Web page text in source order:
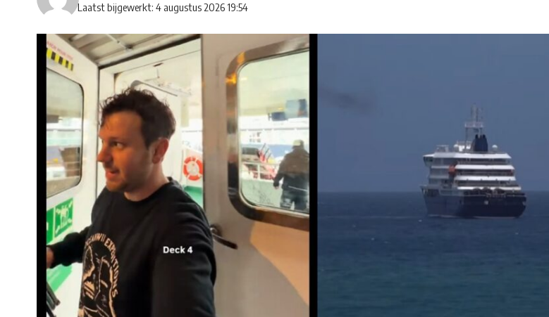
Laatst bijgewerkt: 4 augustus 2026 19:54